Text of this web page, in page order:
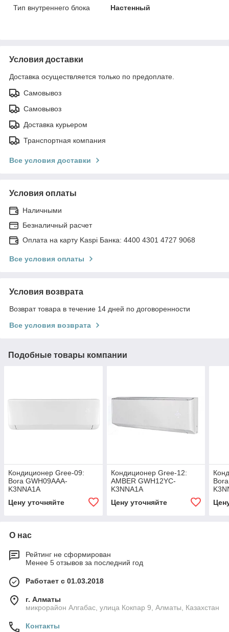
Тип внутреннего блока
Настенный
Условия доставки
Доставка осуществляется только по предоплате.
Самовывоз
Самовывоз
Доставка курьером
Транспортная компания
Все условия доставки
Условия оплаты
Наличными
Безналичный расчет
Оплата на карту Kaspi Банка: 4400 4301 4727 9068
Все условия оплаты
Условия возврата
Возврат товара в течение 14 дней по договоренности
Все условия возврата
Подобные товары компании
Кондиционер Gree-09:
Bora GWH09AAA-
K3NNA1A
Цену уточняйте
Кондиционер Gree-12:
AMBER GWH12YC-
K3NNA1A
Цену уточняйте
О нас
Рейтинг не сформирован
Менее 5 отзывов за последний год
Работает с 01.03.2018
г. Алматы
микрорайон Алгабас, улица Кокпар 9, Алматы, Казахстан
Контакты